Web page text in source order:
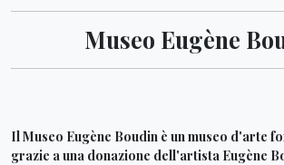
Museo Eugène
Il Museo Eugène Boudin è un museo d'arte
grazie a una donazione dell'artista Eugène